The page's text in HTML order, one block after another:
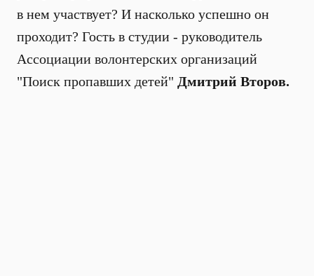
в нем участвует? И насколько успешно он
проходит? Гость в студии - руководитель
Ассоциации волонтерских организаций
"Поиск пропавших детей" Дмитрий Второв.